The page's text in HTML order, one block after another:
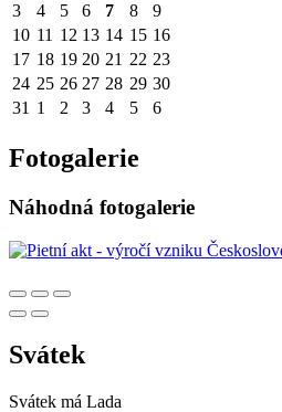
3
4 5 6 7 8
9
10 11 12 13 14 15 16
17 18 19 20 21 22 23
24 25 26 27 28 29 30
31 1 2 3 4 5 6
Fotogalerie
Náhodná fotogalerie
Svátek
Svátek má Lada